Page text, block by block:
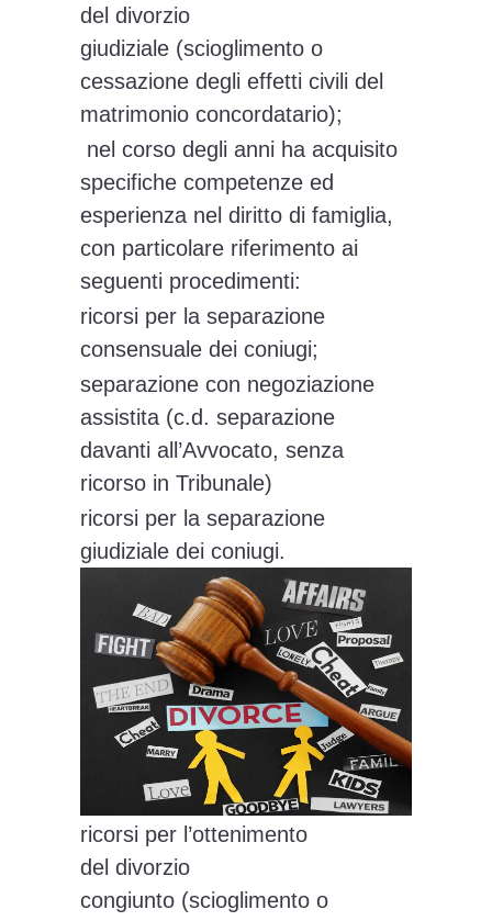
del divorzio
giudiziale (scioglimento o
cessazione degli effetti civili del
matrimonio concordatario);
nel corso degli anni ha acquisito
specifiche competenze ed
esperienza nel diritto di famiglia,
con particolare riferimento ai
seguenti procedimenti:
ricorsi per la separazione
consensuale dei coniugi;
separazione con negoziazione
assistita (c.d. separazione
davanti all’Avvocato, senza
ricorso in Tribunale)
ricorsi per la separazione
giudiziale dei coniugi.
ricorsi per l’ottenimento
del divorzio
congiunto (scioglimento o